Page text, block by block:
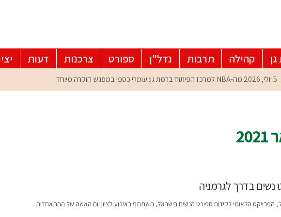
קהילה תרבות נדל"ן ספורט צרכנות דעות
5 יולי, 2026 מה-NBA למרכז הפיתוח ברמת גן: עומרי כספי במפגש הוקרה מיוחד
נשים בדרך לגרמניה
הפרויקט הלאומי לקידום ספורט הנשים בישראל, תשתתף באירוע לציון יום האשה של ההתאחדות